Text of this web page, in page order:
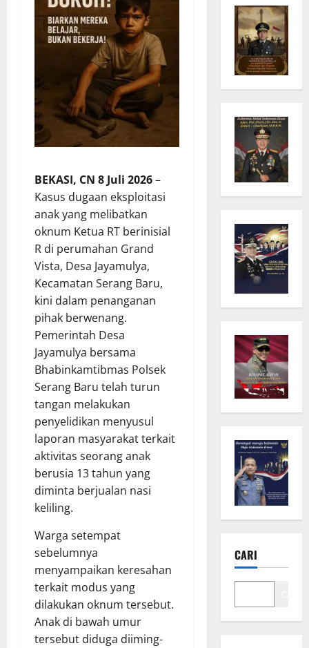
BEKASI, CN 8 Juli 2026–
Kasus dugaan eksploitasi
anak yang melibatkan
oknum Ketua RT berinisial
R di perumahan Grand
Vista, Desa Jayamulya,
Kecamatan Serang Baru,
kini dalam penanganan
pihak berwenang.
Pemerintah Desa
Jayamulya bersama
Bhabinkamtibmas Polsek
Serang Baru telah turun
tangan melakukan
penyelidikan menyusul
laporan masyarakat terkait
aktivitas seorang anak
berusia 13 tahun yang
diminta berjualan nasi
keliling.
Warga setempat
sebelumnya
menyampaikan keresahan
terkait modus yang
dilakukan oknum tersebut.
Anak di bawah umur
tersebut diduga diiming-
CARI